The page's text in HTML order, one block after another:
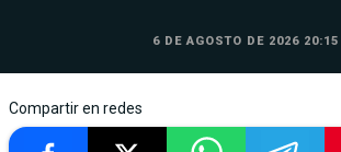
6 DE AGOSTO DE 2026 20:15
Compartir en redes